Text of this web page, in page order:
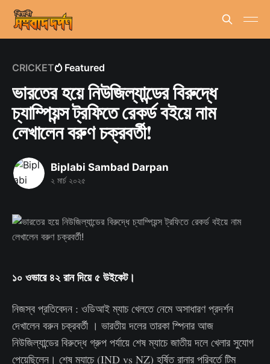
CRICKET Featured
ভারতের হয়ে নিউজিল্যান্ডের বিরুদ্ধে
চ্যাম্পিয়ন্স ট্রফিতে রেকর্ড বইয়ে নাম
লেখালেন বরুণ চক্রবর্তী!
Biplabi Sambad Darpan
২ মার্চ ২০২৫
১০ ওভারে ৪২ রান দিয়ে ৫ উইকেট।
নিজস্ব প্রতিবেদন : ওডিআই ম্যাচ খেলতে নেমে অসাধারণ প্রদর্শন
দেখালেন বরুন চক্রবর্তী । ভারতীয় দলের তারকা স্পিনার আজ
নিউজিল্যান্ডের বিরুদ্ধে গ্রুপ পর্যায়ে শেষ ম্যাচে জাতীয় দলে খেলার সুযোগ
পেয়েছিলেন। শেষ ম্যাচে (IND vs NZ) হর্ষিত রানার পরিবর্তে টিম